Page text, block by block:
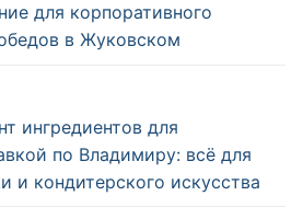
для корпоративного
в Жуковском
ингредиентов для
по Владимиру: всё для
и кондитерского искусства